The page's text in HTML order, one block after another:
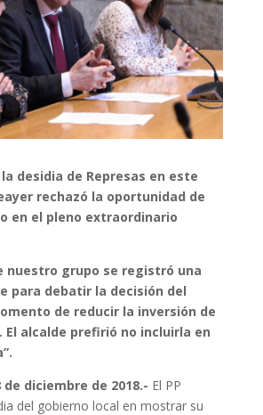
desidia de Represas en este
rechazó la oportunidad de
en el pleno extraordinario
nuestro grupo se registró una
para debatir la decisión del
de reducir la inversión de
El alcalde prefirió no incluirla en
diciembre de 2018.- El PP
del gobierno local en mostrar su